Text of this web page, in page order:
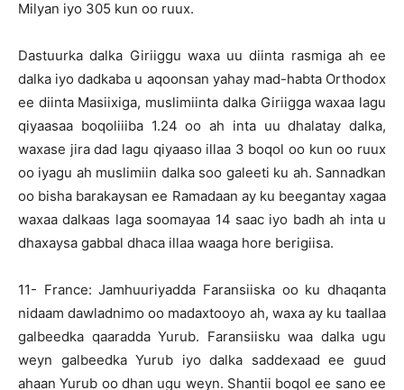
Milyan iyo 305 kun oo ruux.
Dastuurka dalka Giriiggu waxa uu diinta rasmiga ah ee
dalka iyo dadkaba u aqoonsan yahay mad-habta Orthodox
ee diinta Masiixiga, muslimiinta dalka Giriigga waxaa lagu
qiyaasaa boqoliiiba 1.24 oo ah inta uu dhalatay dalka,
waxase jira dad lagu qiyaaso illaa 3 boqol oo kun oo ruux
oo iyagu ah muslimiin dalka soo galeeti ku ah. Sannadkan
oo bisha barakaysan ee Ramadaan ay ku beegantay xagaa
waxaa dalkaas laga soomayaa 14 saac iyo badh ah inta u
dhaxaysa gabbal dhaca illaa waaga hore berigiisa.
11- France: Jamhuuriyadda Faransiiska oo ku dhaqanta
nidaam dawladnimo oo madaxtooyo ah, waxa ay ku taallaa
galbeedka qaaradda Yurub. Faransiisku waa dalka ugu
weyn galbeedka Yurub iyo dalka saddexaad ee guud
ahaan Yurub oo dhan ugu weyn. Shantii boqol ee sano ee